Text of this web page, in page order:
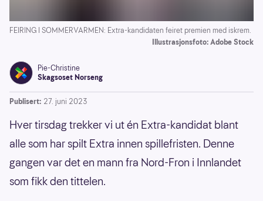
FEIRING I SOMMERVARMEN: Extra-kandidaten feiret premien med iskrem.
Illustrasjonsfoto: Adobe Stock
Pie-Christine
Skagsoset Norseng
Publisert: 27. juni 2023
Hver tirsdag trekker vi ut én Extra-kandidat blant
alle som har spilt Extra innen spillefristen. Denne
gangen var det en mann fra Nord-Fron i Innlandet
som fikk den tittelen.